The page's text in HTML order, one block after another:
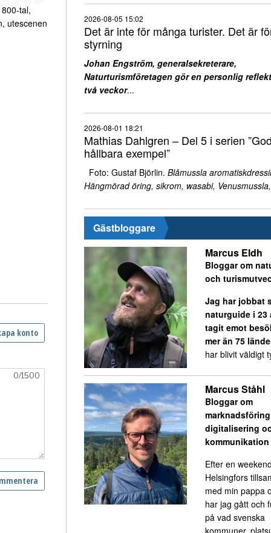
tal,
utescenen
2026-08-05 15:02
Det är inte för många turister. Det är
styrning
Johan Engström, generalsekreterare,
Naturturismföretagen gör en personlig
två veckor...
2026-08-01 18:21
Mathias Dahlgren – Del 5 i serien
hållbara exempel”
Foto: Gustaf Björlin. Blåmussla
Hängmörad öring, sikrom, wasabi,
Gästbloggare
Marcus Eldh
Bloggar om
och
Jag har jobbat
naturguide i 23
tagit emot
mer än 75
har blivit väldigt
Marcus Ståhl
Bloggar om
digitalisering
kommunikation
Efter en
Helsingfors
med min pappa
har jag gått och
på vad svenska
kommuner,